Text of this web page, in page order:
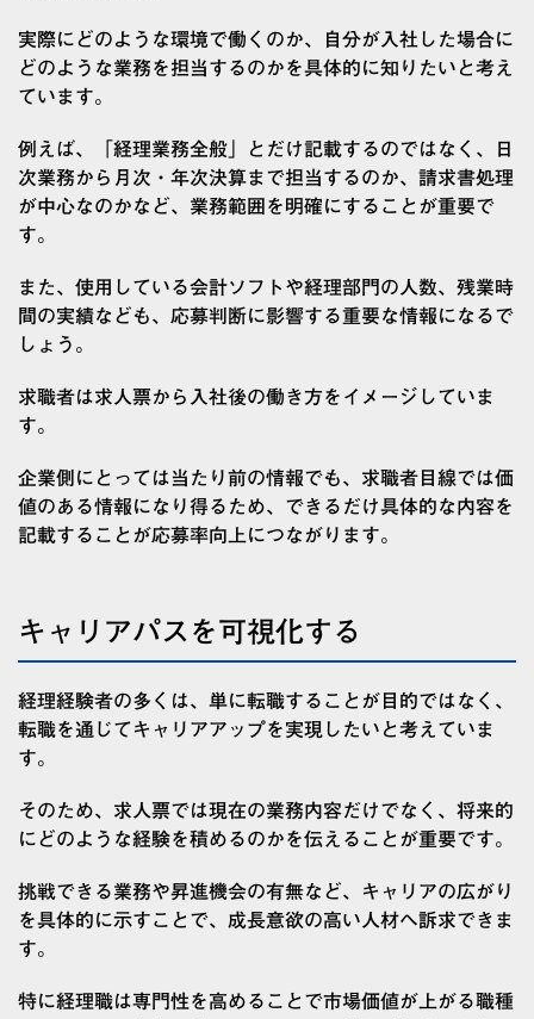
実際にどのような環境で働くのか、自分が入社した場合に
どのような業務を担当するのかを具体的に知りたいと考え
ています。
例えば、「経理業務全般」とだけ記載するのではなく、日
次業務から月次・年次決算まで担当するのか、請求書処理
が中心なのかなど、業務範囲を明確にすることが重要で
す。
また、使用している会計ソフトや経理部門の人数、残業時
間の実績なども、応募判断に影響する重要な情報になるで
しょう。
求職者は求人票から入社後の働き方をイメージしていま
す。
企業側にとっては当たり前の情報でも、求職者目線では価
値のある情報になり得るため、できるだけ具体的な内容を
記載することが応募率向上につながります。
キャリアパスを可視化する
経理経験者の多くは、単に転職することが目的ではなく、
転職を通じてキャリアアップを実現したいと考えていま
す。
そのため、求人票では現在の業務内容だけでなく、将来的
にどのような経験を積めるのかを伝えることが重要です。
挑戦できる業務や昇進機会の有無など、キャリアの広がり
を具体的に示すことで、成長意欲の高い人材へ訴求できま
す。
特に経理職は専門性を高めることで市場価値が上がる職種